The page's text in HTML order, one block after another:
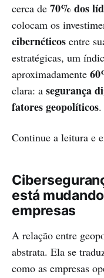
cerca de 70% dos
colocam os
cibernéticos entre
estratégicas, um
aproximadamente
clara: a segurança
fatores geopolíticos.
Continue a leitura e
está
empresas
A relação entre
abstrata. Ela se
como as empresas